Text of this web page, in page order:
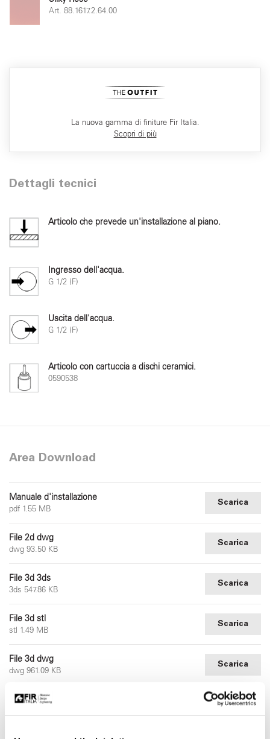
Art. 88.1617.2.64.00
La nuova gamma di finiture Fir Italia.
Scopri di più
Dettagli tecnici
Articolo che prevede un'installazione al piano.
Ingresso dell'acqua.
G 1/2 (F)
Uscita dell'acqua.
G 1/2 (F)
Articolo con cartuccia a dischi ceramici.
0590538
Area Download
Manuale d'installazione
pdf 1.55 MB
Scarica
File 2d dwg
dwg 93.50 KB
Scarica
File 3d 3ds
3ds 547.86 KB
Scarica
File 3d stl
stl 1.49 MB
Scarica
File 3d dwg
dwg 961.09 KB
Scarica